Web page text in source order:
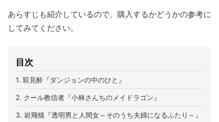
あらすじも紹介しているので、購入するかどうかの参考に
してみてください。
目次
1. 双見酔『ダンジョンの中のひと』
2. クール教信者『小林さんちのメイドラゴン』
3. 岩飛猫『透明男と人間女～そのうち夫婦になるふたり～』